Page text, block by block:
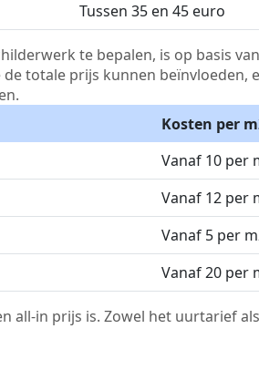
Tussen 35 en 45 euro
te bepalen, is op basis
totale prijs kunnen beïnvloeden,
Kosten per
Vanaf 10 per
Vanaf 12 per
Vanaf 5 per
Vanaf 20 per
all-in prijs is. Zowel het uurtarief